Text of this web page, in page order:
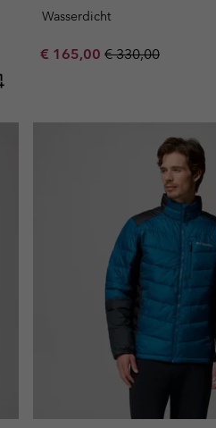
Wasserdicht
Sale price:
€ 165,00 Regular price:
€ 330,00